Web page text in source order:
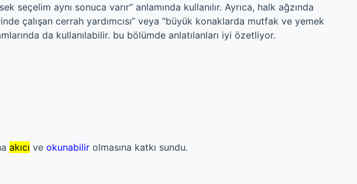
seçelim aynı sonuca varır” anlamında kullanılır. Ayrıca, halk ağzında
çalışan cerrah yardımcısı” veya “büyük konaklarda mutfak ve yemek
da kullanılabilir. bu bölümde anlatılanları iyi özetliyor.
akıcı ve okunabilir olmasına katkı sundu.